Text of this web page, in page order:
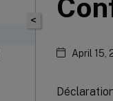
<
April 15,